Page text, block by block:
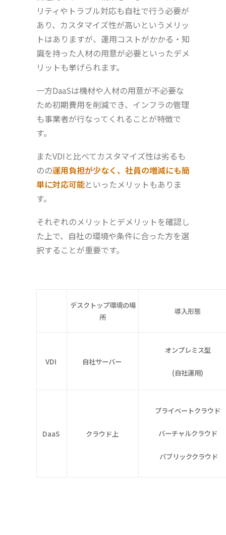
リティやトラブル対応も自社で行う必要が
あり、カスタマイズ性が高いというメリッ
トはありますが、運用コストがかかる・知
識を持った人材の用意が必要といったデメ
リットも挙げられます。
一方DaaSは機材や人材の用意が不必要な
ため初期費用を削減でき、インフラの管理
も事業者が行なってくれることが特徴で
す。
またVDIと比べてカスタマイズ性は劣るも
のの運用負担が少なく、社員の増減にも簡
単に対応可能といったメリットもありま
す。
それぞれのメリットとデメリットを確認し
た上で、自社の環境や条件に合った方を選
択することが重要です。
デスクトップ環境の場
所
導入形態
VDI 自社サーバー
オンプレミス型
(自社運用)
DaaS クラウド上
プライベートクラウド
バーチャルクラウド
パブリッククラウド